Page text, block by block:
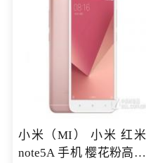
小米（MI） 小米 红米
note5A 手机 樱花粉高配